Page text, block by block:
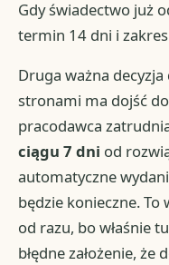
Gdy świadectwo już
termin 14 dni i
Druga ważna
stronami ma dojść
pracodawca
ciągu 7 dni od
automatyczne
będzie konieczne.
od razu, bo właśnie
błędne założenie,